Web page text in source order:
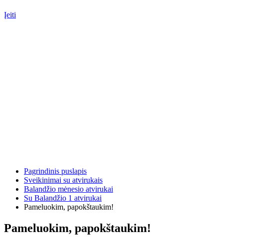
Įeiti
Pagrindinis puslapis
Sveikinimai su atvirukais
Balandžio mėnesio atvirukai
Su Balandžio 1 atvirukai
Pameluokim, papokštaukim!
Pameluokim, papokštaukim!